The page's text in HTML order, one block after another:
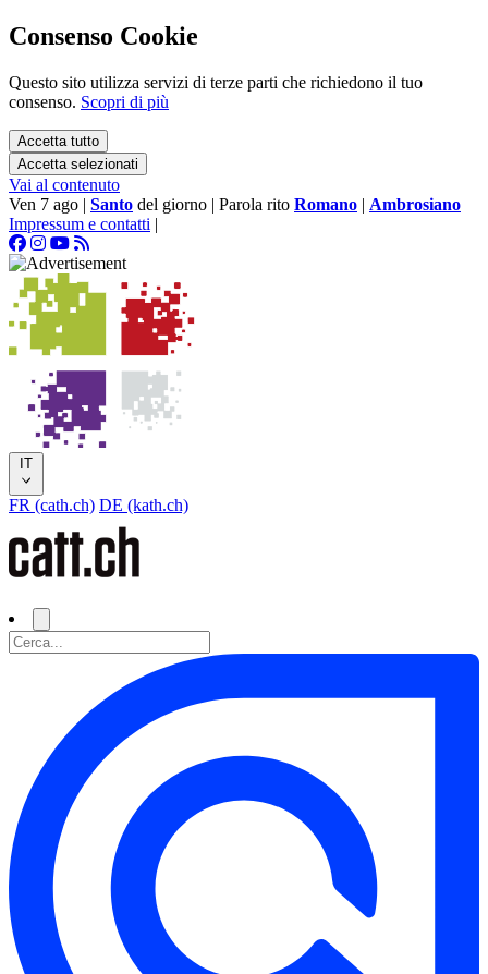
Consenso Cookie
Questo sito utilizza servizi di terze parti che richiedono il tuo
consenso. Scopri di più
Accetta tutto
Accetta selezionati
Vai al contenuto
Ven 7 ago | Santo del giorno | Parola rito Romano | Ambrosiano
Impressum e contatti |
IT
FR (cath.ch) DE (kath.ch)